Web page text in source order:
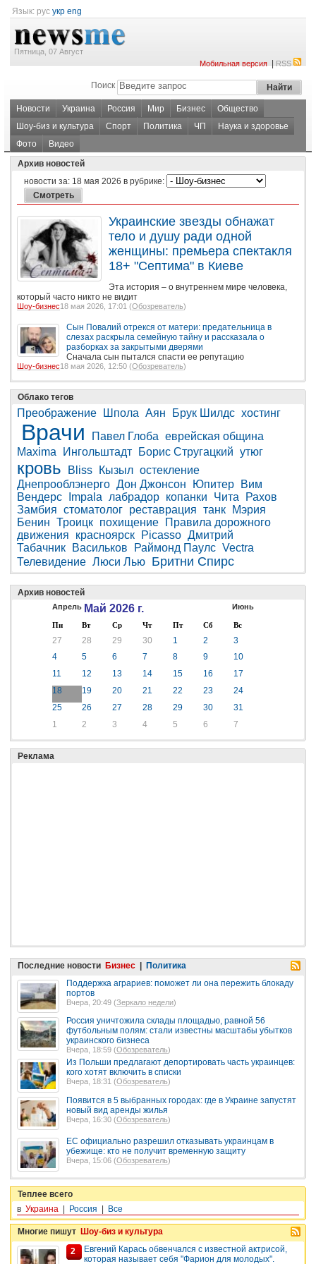
Язык: рус укр eng
Пятница, 07 Август
Мобильная версия|RSS
Поиск
Новости Украина Россия Мир Бизнес
Общество
Шоу-биз и культура
Спорт Политика ЧП
Наука и здоровье
Фото
Видео
Архив новостей
новости за: 18 мая 2026 в рубрике:
Украинские звезды обнажат
тело и душу ради одной
женщины: премьера спектакля
18+ "Септима" в Киеве
Эта история – о внутреннем мире человека,
который часто никто не видит
Шоу-бизнес18 мая 2026, 17:01 (Обозреватель)
Сын Повалий отрекся от матери: предательница в
слезах раскрыла семейную тайну и рассказала о
разборках за закрытыми дверями
Сначала сын пытался спасти ее репутацию
Шоу-бизнес18 мая 2026, 12:50 (Обозреватель)
Облако тегов
Преображение Шпола Аян Брук Шилдс хостинг
Врачи Павел Глоба еврейская община
Maxima
Ингольштадт Борис Стругацкий утюг
кровь Bliss Кызыл остекление
Днепрооблэнерго Дон Джонсон Юпитер
Вим
Вендерс
Impala лабрадор копанки Чита
Рахов
Замбия стоматолог реставрация танк
Мэрия
Бенин Троицк похищение
Правила дорожного
движения
красноярск Picasso Дмитрий
Табачник
Васильков Раймонд Паулс Vectra
Телевидение Люси Лью Бритни Спирс
Архив новостей
Апрель Май 2026 г. Июнь
Пн Вт Ср Чт Пт Сб Вс
27 28 29 30 1 2
3
4
5 6 7 8 9
10
11
12 13 14 15 16
17
18
19 20 21 22 23
24
25
26 27 28 29 30
31
1
2 3 4 5 6 7
Реклама
Последние новости Бизнес | Политика
Поддержка аграриев: поможет ли она пережить блокаду
портов
Вчера, 20:49 (Зеркало недели)
Россия уничтожила склады площадью, равной 56
футбольным полям: стали известны масштабы убытков
украинского бизнеса
Вчера, 18:59 (Обозреватель)
Из Польши предлагают депортировать часть украинцев:
кого хотят включить в списки
Вчера, 18:31 (Обозреватель)
Появится в 5 выбранных городах: где в Украине запустят
новый вид аренды жилья
Вчера, 16:30 (Обозреватель)
ЕС официально разрешил отказывать украинцам в
убежище: кто не получит временную защиту
Вчера, 15:06 (Обозреватель)
Теплее всего
в Украина | Россия | Все
Многие пишут Шоу-биз и культура
2
Евгений Карась обвенчался с известной актрисой,
которая называет себя "Фарион для молодых".